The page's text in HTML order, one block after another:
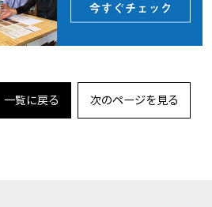
一覧に戻る 次のページを見る